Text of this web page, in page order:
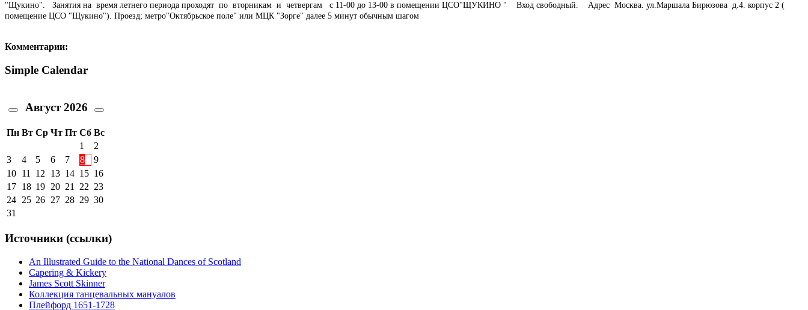
"Щукино". Занятия на время летнего периода проходят по вторникам и четвергам с 11-00 до 13-00 в помещении ЦСО"ЩУКИНО " Вход свободный. Адрес Москва. ул.Маршала Бирюзова д.4. корпус 2 (
помещение ЦСО "Щукино"). Проезд; метро"Октябрьское поле" или МЦК "Зорге" далее 5 минут обычным шагом
Комментарии:
Simple Calendar
Август 2026
Пн Вт Ср Чт Пт Сб Вс
1
2
3
4 5 6 7 8
9
10 11 12 13 14 15 16
17 18 19 20 21 22 23
24 25 26 27 28 29 30
31
Источники (ссылки)
An Illustrated Guide to the National Dances of Scotland
Capering & Kickery
James Scott Skinner
Коллекция танцевальных мануалов
Плейфорд 1651-1728